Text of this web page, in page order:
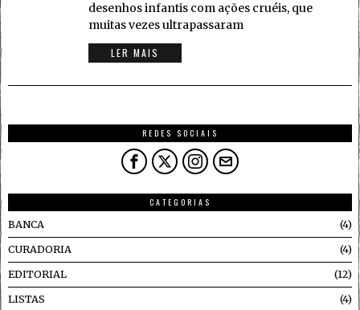
desenhos infantis com ações cruéis, que
muitas vezes ultrapassaram
LER MAIS
REDES SOCIAIS
CATEGORIAS
BANCA
4
CURADORIA 4
EDITORIAL 12
LISTAS 4